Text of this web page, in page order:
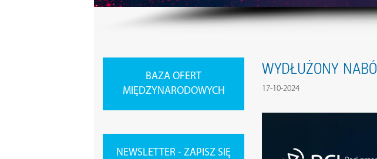
BAZA OFERT
MIĘDZYNARODOWYCH
NEWSLETTER - ZAPISZ SIĘ
WYDŁUŻONY
17-10-2024